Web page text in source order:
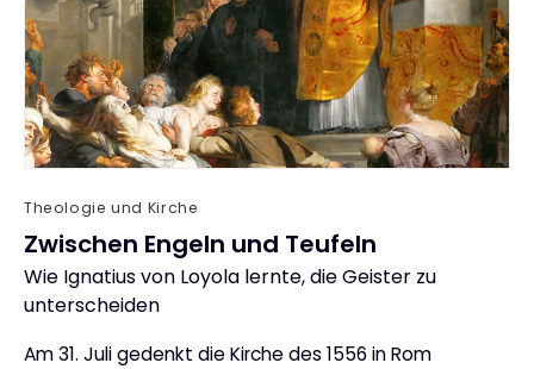
Theologie und Kirche
Zwischen Engeln und Teufeln
:
Wie Ignatius von Loyola lernte, die Geister zu
unterscheiden
Am 31. Juli gedenkt die Kirche des 1556 in Rom